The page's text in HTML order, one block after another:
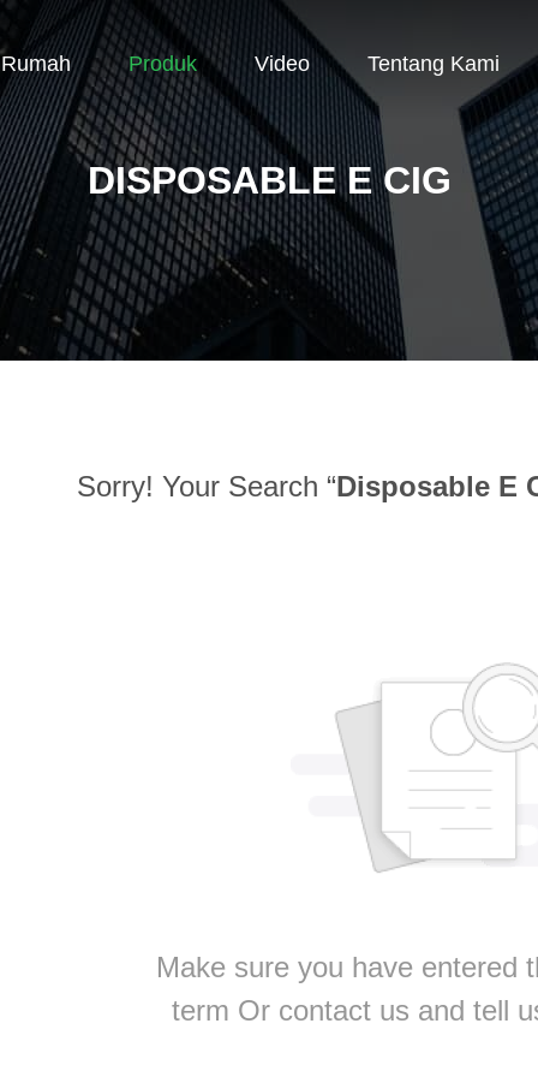
Rumah Produk Video Tentang Kami
DISPOSABLE E CIG
Sorry! Your Search “Disposable E
Make sure you have entered
term Or contact us and tell